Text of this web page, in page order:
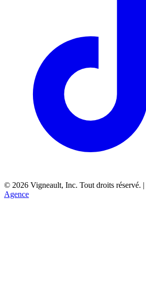
© 2026 Vigneault, Inc. Tout droits réservé. |
Agence